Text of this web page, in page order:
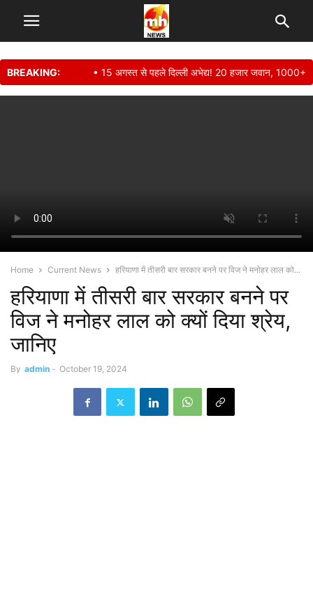
BREAKING: • 15 अगस्त से पहले दिल्ली अभेद्य! 20 हजार जवान, 1000+
Home Current News हरियाणा में तीसरी बार सरकार बनने पर विज ने मनोहर लाल को...
हरियाणा में तीसरी बार सरकार बनने पर
विज ने मनोहर लाल को क्यों दिया श्रेय,
जानिए
By admin - October 19, 2024